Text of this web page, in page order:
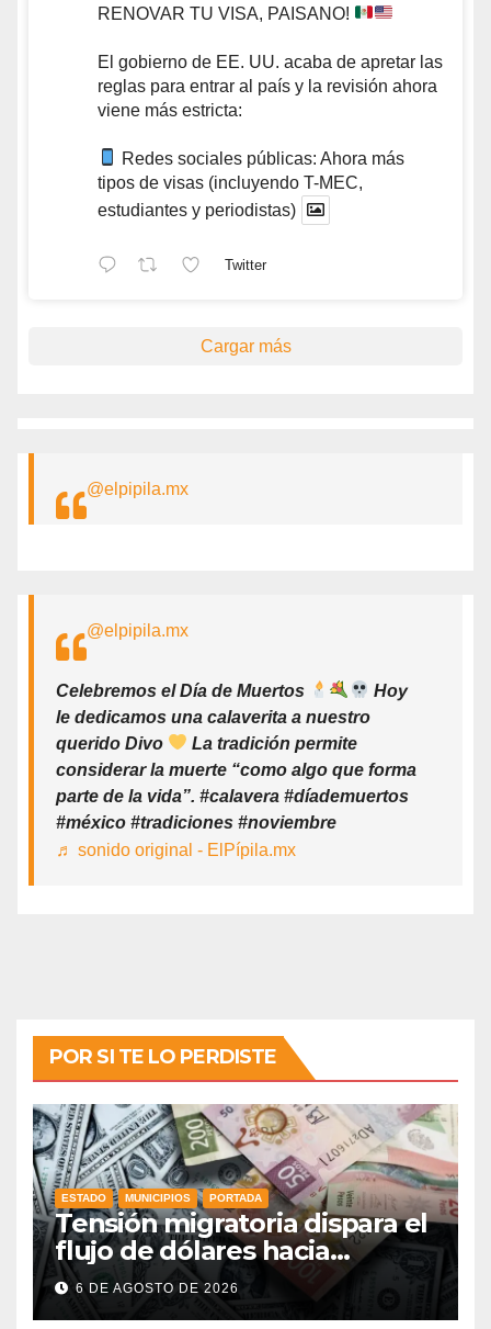
RENOVAR TU VISA, PAISANO!
El gobierno de EE. UU. acaba de apretar las
reglas para entrar al país y la revisión ahora
viene más estricta:
Redes sociales públicas: Ahora más
tipos de visas (incluyendo T-MEC,
estudiantes y periodistas)
Twitter
Cargar más
@elpipila.mx
@elpipila.mx
Celebremos el Día de Muertos
Hoy
le dedicamos una calaverita a nuestro
querido Divo
La tradición permite
considerar la muerte “como algo que forma
parte de la vida”. #calavera #díademuertos
#méxico #tradiciones #noviembre
♬ sonido original - ElPípila.mx
POR SI TE LO PERDISTE
ESTADO MUNICIPIOS PORTADA
Tensión migratoria dispara el
flujo de dólares hacia
municipios de Guanajuato
6 DE AGOSTO DE 2026